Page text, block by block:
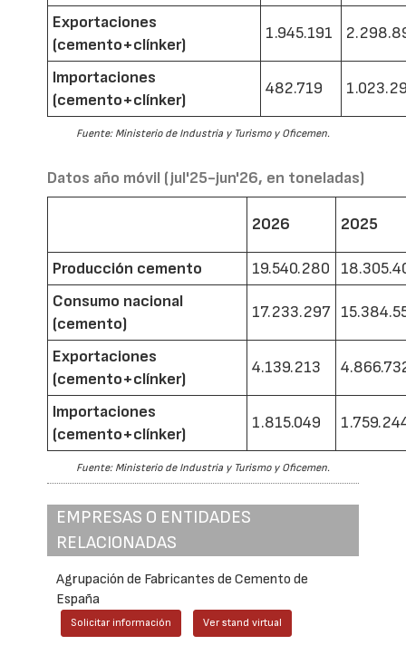
Exportaciones
(cemento+clínker)
1.945.191
Importaciones
(cemento+clínker)
482.719
Fuente: Ministerio de Industria y Turismo y Oficemen.
Datos año móvil (jul'25-jun'26, en toneladas)
2026 2025
Producción cemento 19.540.280
Consumo nacional
(cemento)
17.233.297
Exportaciones
(cemento+clínker)
4.139.213
Importaciones
(cemento+clínker)
1.815.049
Fuente: Ministerio de Industria y Turismo y Oficemen.
EMPRESAS O ENTIDADES
RELACIONADAS
Agrupación de Fabricantes de Cemento de
España
Solicitar información Ver stand virtual